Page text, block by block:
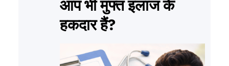
आप भी मुफ्त इलाज के
हकदार हैं?